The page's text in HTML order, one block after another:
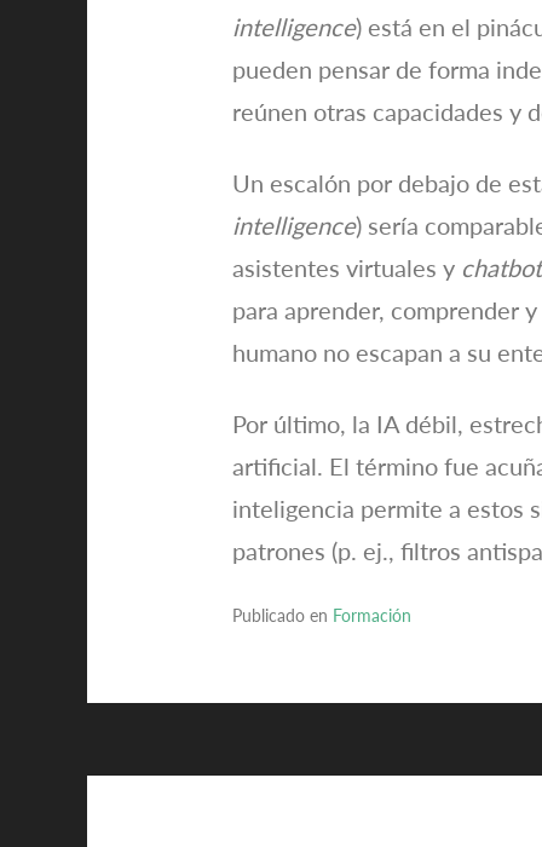
intelligence) está en el
pueden pensar de forma
reúnen otras capacidades y
Un escalón por debajo de
intelligence) sería
asistentes virtuales y
para aprender, comprender
humano no escapan a su
Por último, la IA débil,
artificial. El término fue
inteligencia permite a estos
patrones (p. ej., filtros
Publicado en Formación